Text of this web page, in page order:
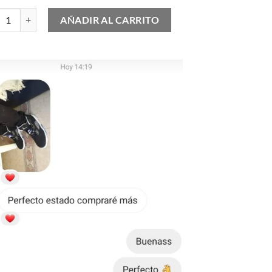
Max Plus Drift cantidadAÑADIR AL CARRITO